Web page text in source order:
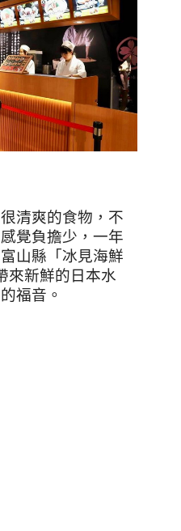
清爽的食物，不
覺負擔少，一年
山縣「冰見海鮮
來新鮮的日本水
福音。